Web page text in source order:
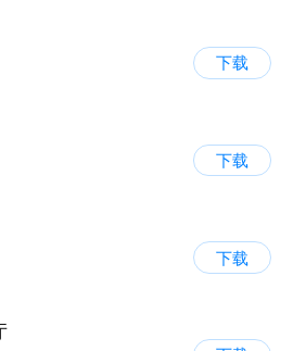
下载
下载
下载